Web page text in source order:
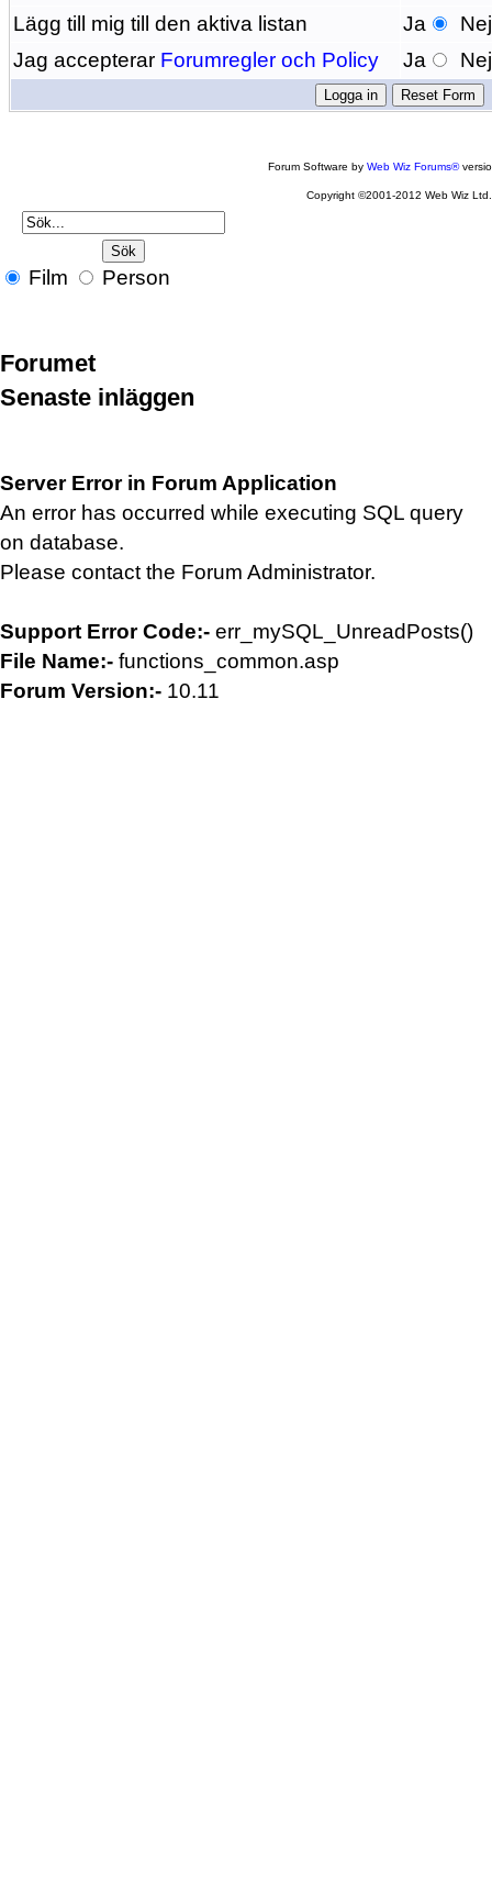
Lägg till mig till den aktiva listan Ja
Nej
Jag accepterar Forumregler och Policy Ja Nej
Forum Software byWeb Wiz Forums®
Copyright ©2001-2012 Web Wiz Ltd.
Film Person
Forumet
Senaste inläggen
Server Error in Forum Application
An error has occurred while executing SQL query
on database.
Please contact the Forum Administrator.
Support Error Code:- err_mySQL_UnreadPosts()
File Name:- functions_common.asp
Forum Version:- 10.11